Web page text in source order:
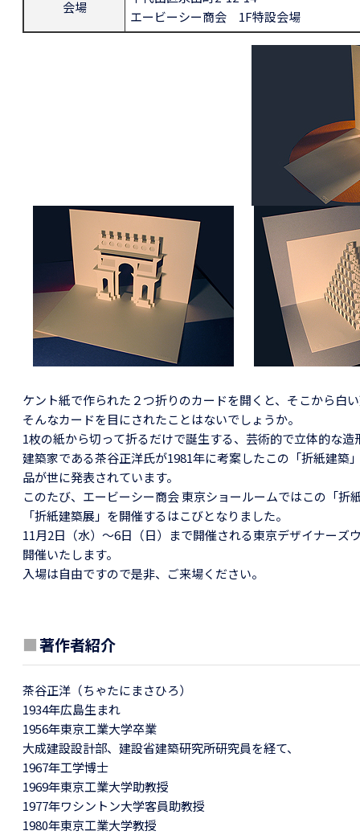
会場
エービーシー商会 1F特設会場
ケント紙で作られた２つ折りのカードを開くと、そこから白
そんなカードを目にされたことはないでしょうか。
1枚の紙から切って折るだけで誕生する、芸術的で立体的な
建築家である茶谷正洋氏が1981年に考案したこの「折紙建
品が世に発表されています。
このたび、エービーシー商会 東京ショールームではこの「
「折紙建築展」を開催するはこびとなりました。
11月2日（水）～6日（日）まで開催される東京デザイナー
開催いたします。
入場は自由ですので是非、ご来場ください。
■著作者紹介
茶谷正洋（ちゃたにまさひろ）
1934年広島生まれ
1956年東京工業大学卒業
大成建設設計部、建設省建築研究所研究員を経て、
1967年工学博士
1969年東京工業大学助教授
1977年ワシントン大学客員助教授
1980年東京工業大学教授